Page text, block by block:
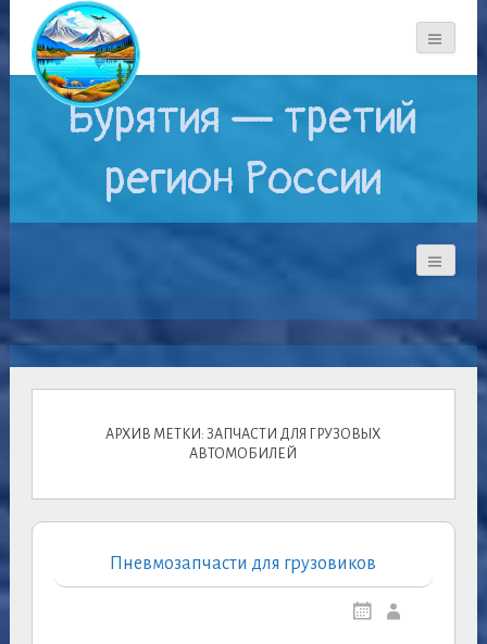
Бурятия — третий
регион России
АРХИВ МЕТКИ: ЗАПЧАСТИ ДЛЯ ГРУЗОВЫХ
АВТОМОБИЛЕЙ
Пневмозапчасти для грузовиков